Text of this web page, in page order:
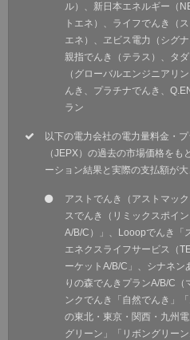
ル）、新日本エネルギー（
トエネ）、ライフでんき（
エネ）、ヱビス電力（シグ
親指でんき（テラス）、タ
（グローバルエンジニアリ
んき、プラチナでんき、
ラン
以下の電力会社の電力量料金・
（JEPX）の過去の市場価格を
ーション結果と実際の支払額が
アストでんき（アストマッ
スでんき（リミックスポイ
A/B/C）」、Looopでんき「
エネクスライフサービス（
ーケットA/B/C」、シナネ
りの森でんきプランA/B/C
ンクでんき「自然でんき」
の東北・東京・関西・九州
グリーン」「リボングリー